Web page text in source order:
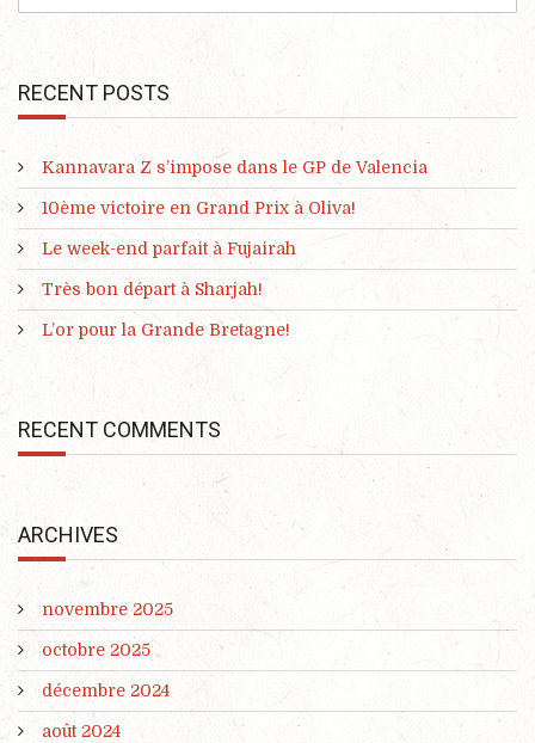
RECENT POSTS
Kannavara Z s’impose dans le GP de Valencia
10ème victoire en Grand Prix à Oliva!
Le week-end parfait à Fujairah
Très bon départ à Sharjah!
L’or pour la Grande Bretagne!
RECENT COMMENTS
ARCHIVES
novembre 2025
octobre 2025
décembre 2024
août 2024